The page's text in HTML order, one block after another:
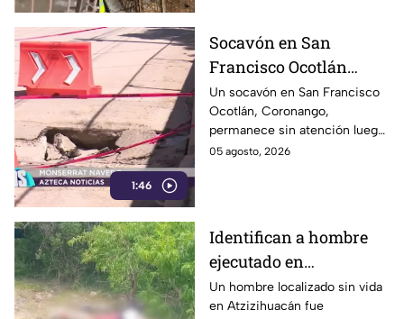
1:46
Socavón en San
Francisco Ocotlán
permanece abierto tras
lluvias
Un socavón en San Francisco
Ocotlán, Coronango,
permanece sin atención luego
de formarse hace más de 15
05 agosto, 2026
Identifican a hombre
ejecutado en
Atzizihuacán; fue
privado de la libertad
Un hombre localizado sin vida
en Atzizihuacán fue